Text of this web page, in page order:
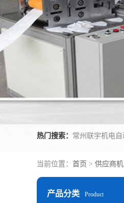
热门搜索：
当前位置： 首页 > 供应商机
产品分类 Product